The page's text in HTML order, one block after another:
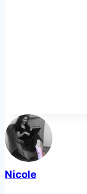
Nicole